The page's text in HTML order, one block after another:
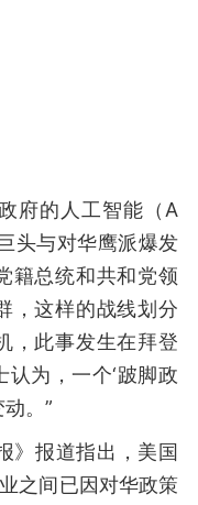
府的人工智能（A
头与对华鹰派爆发
籍总统和共和党领
，这样的战线划分
，此事发生在拜登
为，一个‘跛脚政
。”
》报道指出，美国
之间已因对华政策